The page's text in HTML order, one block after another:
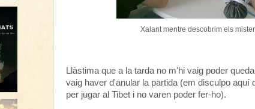
Xalant mentre descobrim els
Llàstima que a la tarda no m'hi vaig poder
vaig haver d'anular la partida (em disculpo aquí
per jugar al Tibet i no varen poder fer-ho).